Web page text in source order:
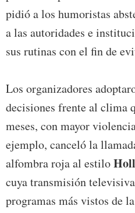
pidió a los humoristas
a las autoridades e
sus rutinas con el fin de
Los organizadores
decisiones frente al clima
meses, con mayor
ejemplo, canceló la
alfombra roja al estilo
cuya transmisión
programas más vistos de